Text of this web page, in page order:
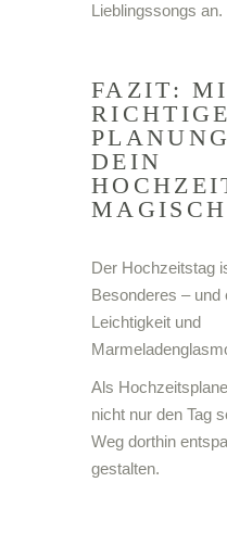
Lieblingssongs an.
FAZIT:
DEIN
MAGISCH
Der Hochzeitstag
Besonderes –
Leichtigkeit und
Als
nicht nur den Tag
Weg dorthin
gestalten.